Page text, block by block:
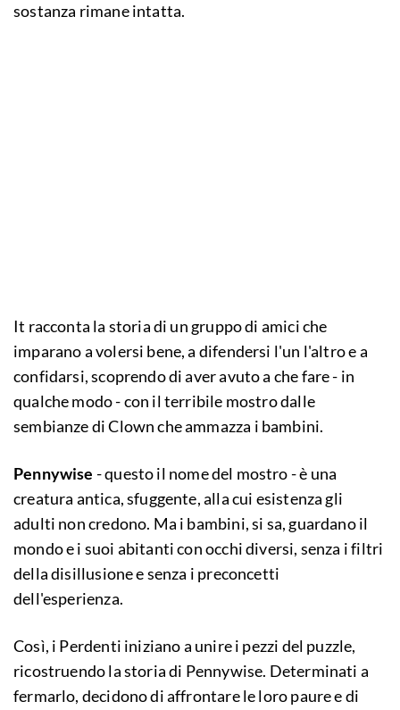
sostanza rimane intatta.
It racconta la storia di un gruppo di amici che
imparano a volersi bene, a difendersi l'un l'altro e a
confidarsi, scoprendo di aver avuto a che fare - in
qualche modo - con il terribile mostro dalle
sembianze di Clown che ammazza i bambini.
Pennywise - questo il nome del mostro - è una
creatura antica, sfuggente, alla cui esistenza gli
adulti non credono. Ma i bambini, si sa, guardano il
mondo e i suoi abitanti con occhi diversi, senza i filtri
della disillusione e senza i preconcetti
dell'esperienza.
Così, i Perdenti iniziano a unire i pezzi del puzzle,
ricostruendo la storia di Pennywise. Determinati a
fermarlo, decidono di affrontare le loro paure e di